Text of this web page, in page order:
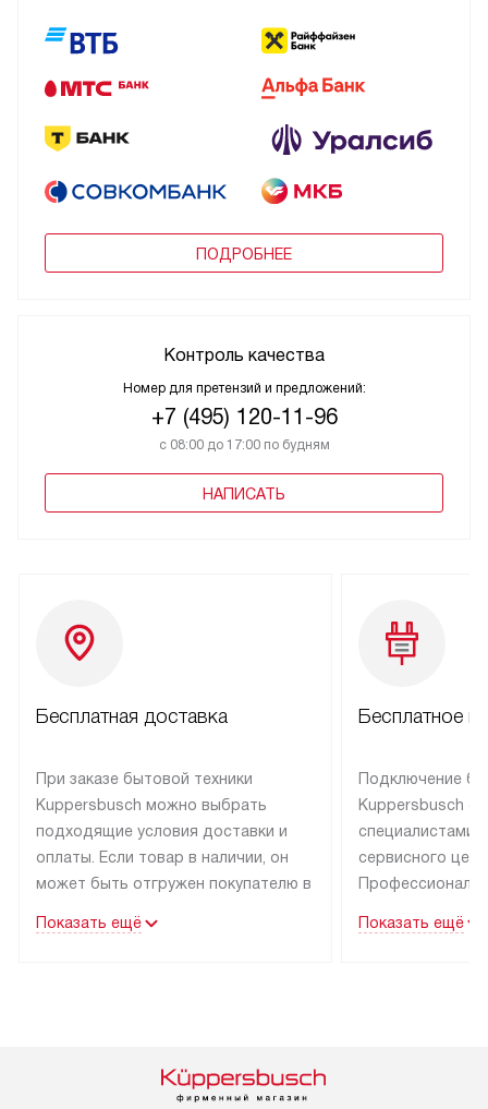
ПОДРОБНЕЕ
Контроль качества
Номер для претензий и предложений:
+7 (495) 120-11-96
с 08:00 до 17:00 по будням
НАПИСАТЬ
Бесплатная доставка
При заказе бытовой техники
Kuppersbusch можно выбрать
подходящие условия доставки и
оплаты. Если товар в наличии, он
может быть отгружен покупателю в
специальным лейблом
доставка товаров по России.
Показать ещё
Бесплатное
Подключение
Kuppersbusch
специалистами
сервисного
эксплуатации
Показать ещё